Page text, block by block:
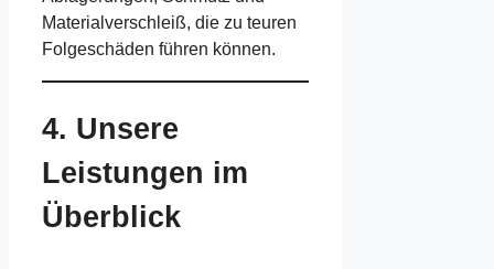
Materialverschleiß, die zu teuren
Folgeschäden führen können.
4. Unsere
Leistungen im
Überblick